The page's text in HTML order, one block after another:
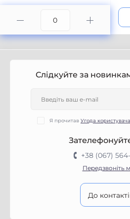
Слідкуйте за
Я прочитав Угода користувача
+38 (067)
Передзвоніть
До